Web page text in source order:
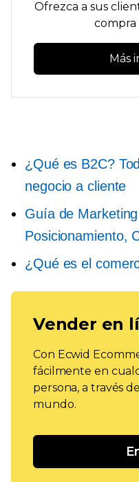
Ofrezca a sus
Más
¿Qué es B2C?
negocio a cliente
Guía de
Posicionamiento,
¿Qué es el
Vender en
Con Ecwid
fácilmente en
persona, a través
mundo.